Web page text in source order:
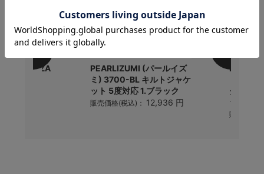
EXTENZA
PEARLIZUMI (パールイズ
ミ) 3700-BL キルトジャケ
ット 5度対応 1.ブラック
販売価格(税込)： 12,936 円
ク ハン
ック
販売価格(